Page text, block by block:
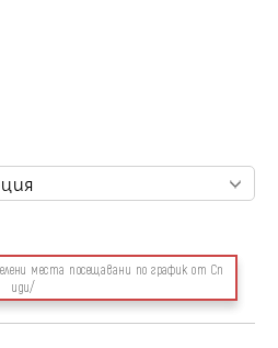
места посещавани по график от Сп
иди/